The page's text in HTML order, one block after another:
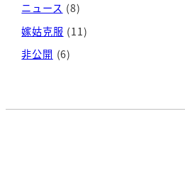
ニュース (8)
嫁姑克服 (11)
非公開 (6)